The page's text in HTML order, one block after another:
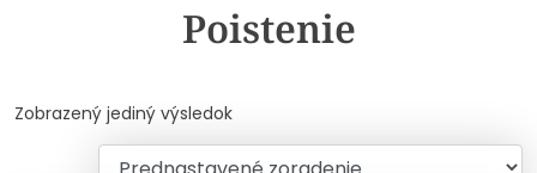
Poistenie
Zobrazený jediný výsledok